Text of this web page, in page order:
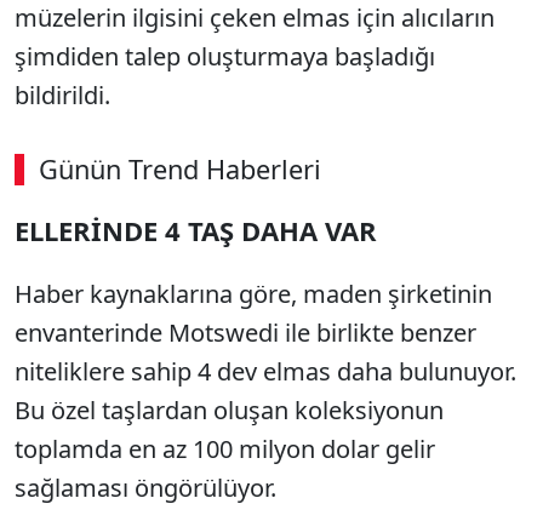
müzelerin ilgisini çeken elmas için alıcıların
şimdiden talep oluşturmaya başladığı
bildirildi.
Günün Trend Haberleri
ELLERİNDE 4 TAŞ DAHA VAR
Haber kaynaklarına göre, maden şirketinin
envanterinde Motswedi ile birlikte benzer
niteliklere sahip 4 dev elmas daha bulunuyor.
Bu özel taşlardan oluşan koleksiyonun
toplamda en az 100 milyon dolar gelir
sağlaması öngörülüyor.